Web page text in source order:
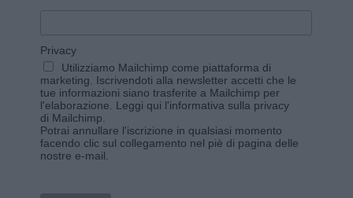
Privacy
Utilizziamo Mailchimp come piattaforma di
marketing. Iscrivendoti alla newsletter accetti che le
tue informazioni siano trasferite a Mailchimp per
l'elaborazione. Leggi qui l'informativa sulla privacy
di Mailchimp
Potrai annullare l'iscrizione in qualsiasi momento
facendo clic sul collegamento nel piè di pagina delle
nostre e-mail.